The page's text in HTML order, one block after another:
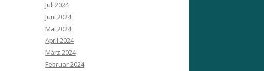
Juli 2024
Juni 2024
Mai 2024
April 2024
März 2024
Februar 2024